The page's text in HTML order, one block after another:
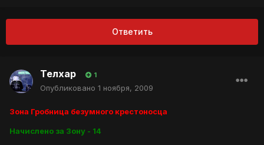
Ответить
Телхар 1
Опубликовано 1 ноября, 2009
Зона Гробница безумного крестоносца
Начислено за Зону - 14